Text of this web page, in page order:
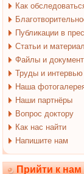
Как
Публикации в
Статьи и
Файлы и
Труды и интервью
Наша
Наши партнёры
Вопрос доктору
Как нас найти
Напишите нам
Прийти к нам